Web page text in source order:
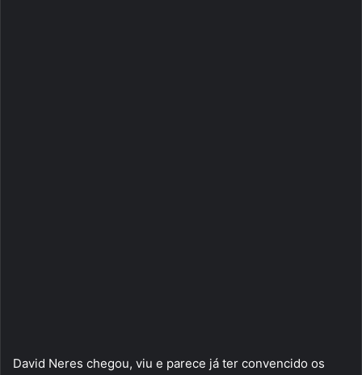
David Neres chegou, viu e parece já ter convencido os